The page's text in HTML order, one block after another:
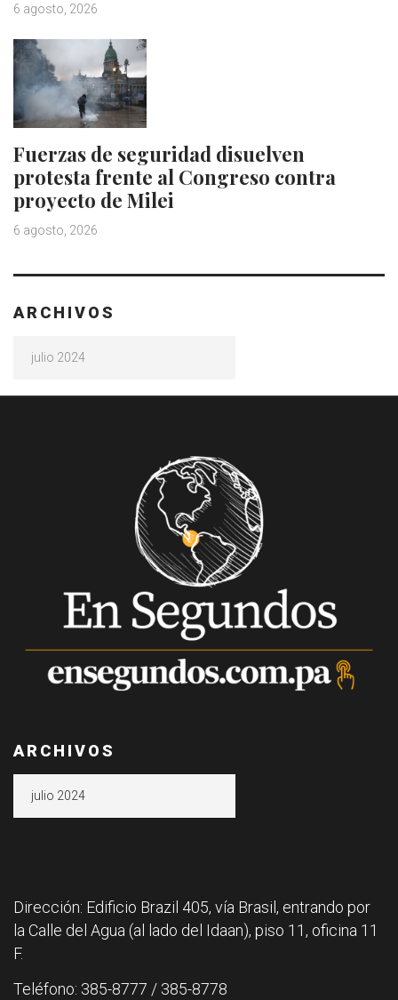
6 agosto, 2026
Fuerzas de seguridad disuelven
protesta frente al Congreso contra
proyecto de Milei
6 agosto, 2026
ARCHIVOS
ARCHIVOS
Dirección: Edificio Brazil 405, vía Brasil, entrando por
la Calle del Agua (al lado del Idaan), piso 11, oficina 11
F.
Teléfono: 385-8777 / 385-8778